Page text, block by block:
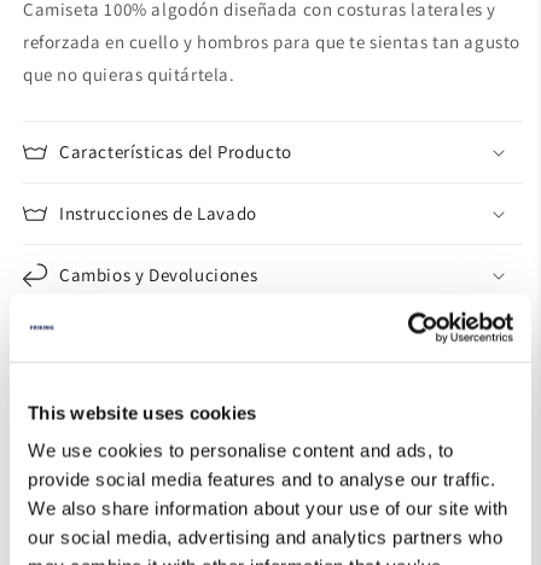
This website uses cookies
We use cookies to personalise content and ads, to
provide social media features and to analyse our traffic.
We also share information about your use of our site with
our social media, advertising and analytics partners who
Camiseta 100% algodón diseñada con costuras laterales y
reforzada en cuello y hombros para que te sientas tan agusto
que no quieras quitártela.
Características del Producto
Instrucciones de Lavado
Cambios y Devoluciones